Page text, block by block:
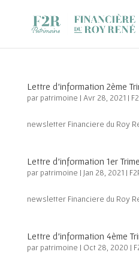
Lettre d’information 2ème
parpatrimoine | Avr 28, 2021 |
newsletter Financiere du Roy
Lettre d’information 1er
parpatrimoine | Jan 28, 2021 |
newsletter Financiere du Roy
Lettre d’information 4ème
parpatrimoine | Oct 28, 2020 |